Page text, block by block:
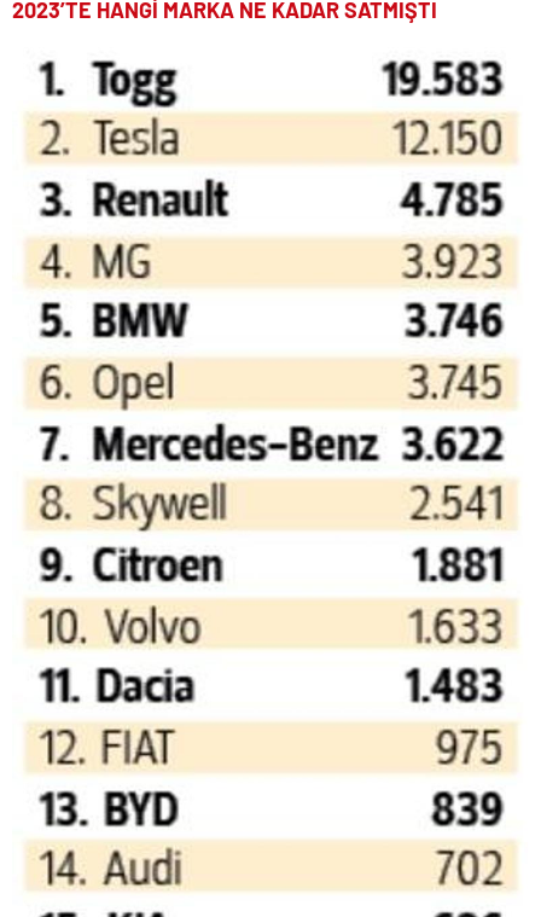
2023’TE HANGİ MARKA NE KADAR SATMIŞTI